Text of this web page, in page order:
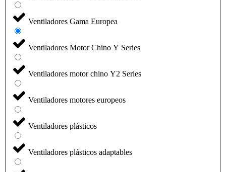
Ventiladores Gama Europea
Ventiladores Motor Chino Y Series
Ventiladores motor chino Y2 Series
Ventiladores motores europeos
Ventiladores plásticos
Ventiladores plásticos adaptables